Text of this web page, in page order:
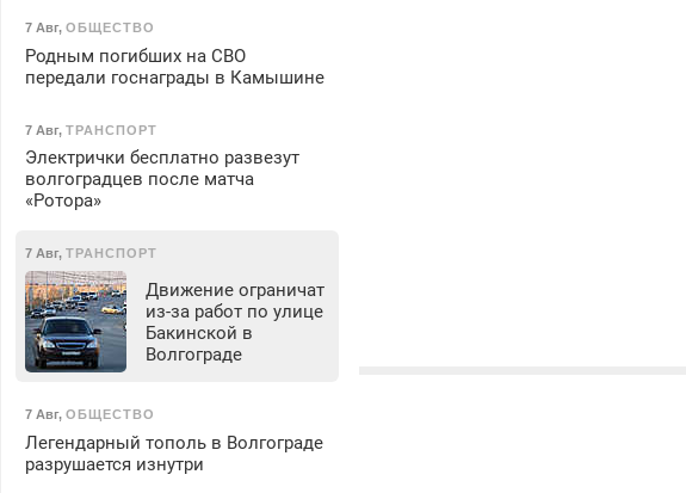
7 Авг, ОБЩЕСТВО
Родным погибших на СВО
передали госнаграды в Камышине
7 Авг, ТРАНСПОРТ
Электрички бесплатно развезут
волгоградцев после матча
«Ротора»
7 Авг, ТРАНСПОРТ
Движение ограничат
из-за работ по улице
Бакинской в
Волгограде
7 Авг, ОБЩЕСТВО
Легендарный тополь в Волгограде
разрушается изнутри